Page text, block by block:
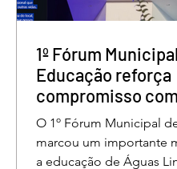
com 21%. Em seguida
Bueno (PT), com 3%, e
1º Fórum
Educação reforça
compromisso
valorização dos
em Águas Lindas
O 1º Fórum Municipal
marcou um importante
a educação de Águas